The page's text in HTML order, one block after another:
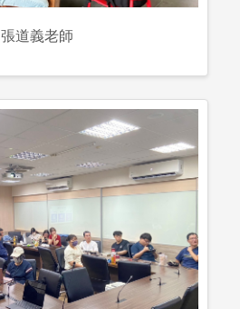
張道義老師